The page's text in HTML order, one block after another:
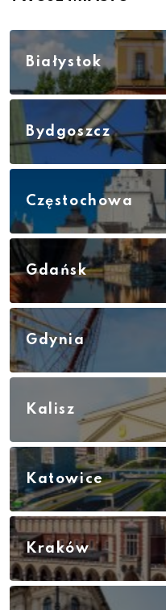
Białystok
Bydgoszcz
Częstochowa
Gdańsk
Gdynia
Kalisz
Katowice
Kraków